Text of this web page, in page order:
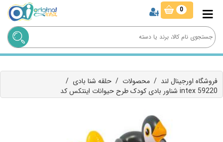
0
فروشگاه اورجینال لند / محصولات / حلقه شنا بادی /
شناور بادی کودک طرح حیوانات اینتکس کد intex 59220